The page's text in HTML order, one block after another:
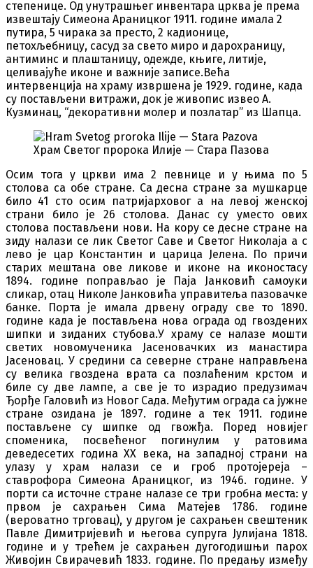
степенице. Од унутрашњег инвентара црква је према
извештају Симеона Араницког 1911. године имала 2
путира, 5 чирака за престо, 2 кадионице,
петохљебницу, сасуд за свето миро и дарохраницу,
антиминс и плаштаницу, одежде, књиге, литије,
целивајуће иконе и важније записе.Већа
интервенција на храму извршена је 1929. године, када
су постављени витражи, док је живопис извео А.
Кузминац, “декоративни молер и позлатар” из Шапца.
Храм Светог пророка Илије — Стара Пазова
Осим тога у цркви има 2 певнице и у њима по 5
столова са обе стране. Са десна стране за мушкарце
било 41 сто осим патријарховог а на левој женској
страни било је 26 столова. Данас су уместо ових
столова постављени нови. На кору се десне стране на
зиду налази се лик Светог Саве и Светог Николаја а с
лево је цар Константин и царица Јелена. По причи
старих мештана ове ликове и иконе на иконостасу
1894. године поправљао је Паја Јанковић самоуки
сликар, отац Николе Јанковића управитеља пазовачке
банке. Порта је имала дрвену ограду све то 1890.
године када је постављена нова ограда од гвоздених
шипки и зиданих стубова.У храму се налазе мошти
светих новомученика Јасеновачких из манастира
Јасеновац. У средини са северне стране направљена
су велика гвоздена врата са позлаћеним крстом и
биле су две лампе, а све је то израдио предузимач
Ђорђе Галовић из Новог Сада. Међутим ограда са јужне
стране озидана је 1897. године а тек 1911. године
постављене су шипке од гвожђа. Поред новијег
споменика, посвећеног погинулим у ратовима
деведесетих година XX века, на западној страни на
улазу у храм налази се и гроб протојереја –
ставрофора Симеона Араницког, из 1946. године. У
порти са источне стране налазе се три гробна места: у
првом је сахрањен Сима Матејев 1786. године
(вероватно трговац), у другом је сахрањен свештеник
Павле Димитријевић и његова супруга Јулијана 1818.
године и у трећем је сахрањен дугогодишњи парох
Живојин Свирачевић 1833. године. По предању између